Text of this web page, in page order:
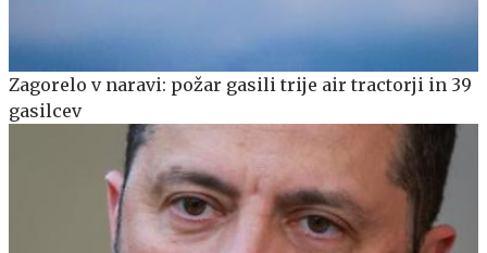
Zagorelo v naravi: požar gasili trije air tractorji in 39
gasilcev